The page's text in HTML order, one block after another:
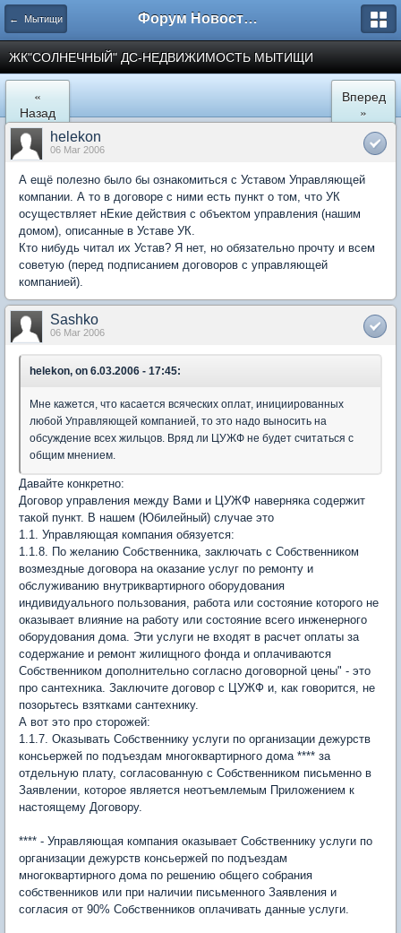
← Мытищи Форум Новостройки
ЖК"СОЛНЕЧНЫЙ" ДС-НЕДВИЖИМОСТЬ МЫТИЩИ
«
Назад
Вперед
»
helekon
06 Mar 2006
А ещё полезно было бы ознакомиться с Уставом Управляющей
компании. А то в договоре с ними есть пункт о том, что УК
осуществляет нЕкие действия с объектом управления (нашим
домом), описанные в Уставе УК.
Кто нибудь читал их Устав? Я нет, но обязательно прочту и всем
советую (перед подписанием договоров с управляющей
компанией).
Sashko
06 Mar 2006
helekon, on 6.03.2006 - 17:45:
Мне кажется, что касается всяческих оплат, инициированных
любой Управляющей компанией, то это надо выносить на
обсуждение всех жильцов. Вряд ли ЦУЖФ не будет считаться с
общим мнением.
Давайте конкретно:
Договор управления между Вами и ЦУЖФ наверняка содержит
такой пункт. В нашем (Юбилейный) случае это
1.1. Управляющая компания обязуется:
1.1.8. По желанию Собственника, заключать с Собственником
возмездные договора на оказание услуг по ремонту и
обслуживанию внутриквартирного оборудования
индивидуального пользования, работа или состояние которого не
оказывает влияние на работу или состояние всего инженерного
оборудования дома. Эти услуги не входят в расчет оплаты за
содержание и ремонт жилищного фонда и оплачиваются
Собственником дополнительно согласно договорной цены" - это
про сантехника. Заключите договор с ЦУЖФ и, как говорится, не
позорьтесь взятками сантехнику.
А вот это про сторожей:
1.1.7. Оказывать Собственнику услуги по организации дежурств
консьержей по подъездам многоквартирного дома **** за
отдельную плату, согласованную с Собственником письменно в
Заявлении, которое является неотъемлемым Приложением к
настоящему Договору.
**** - Управляющая компания оказывает Собственнику услуги по
организации дежурств консьержей по подъездам
многоквартирного дома по решению общего собрания
собственников или при наличии письменного Заявления и
согласия от 90% Собственников оплачивать данные услуги.